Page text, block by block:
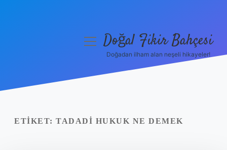
Yasal Uyarı
menüyüDoğal Fikir Bahçesi
Doğadan ilham alan neşeli hikayeler!
ETIKET: TADADI HUKUK NE DEMEK